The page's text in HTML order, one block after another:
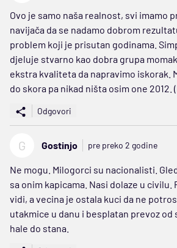
Ovo je samo naša realnost, svi imamo
navijača da se nadamo dobrom
problem koji je prisutan godinama.
djeluje stvarno kao dobra grupa
ekstra kvaliteta da napravimo iskorak.
do skora pa nikad ništa osim one 2012.
Odgovori
G Gostinjo pre preko 2 godine
Ne mogu. Milogorci su nacionalisti.
sa onim kapicama. Nasi dolaze u civilu.
vidi, a vecina je ostala kuci da ne
utakmice u danu i besplatan prevoz od
hale do stana.